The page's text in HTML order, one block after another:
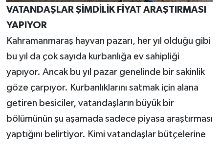
VATANDAŞLAR ŞİMDİLİK FİYAT ARAŞTIRMASI
YAPIYOR
Kahramanmaraş hayvan pazarı, her yıl olduğu gibi
bu yıl da çok sayıda kurbanlığa ev sahipliği
yapıyor. Ancak bu yıl pazar genelinde bir sakinlik
göze çarpıyor. Kurbanlıklarını satmak için alana
getiren besiciler, vatandaşların büyük bir
bölümünün şu aşamada sadece piyasa araştırması
yaptığını belirtiyor. Kimi vatandaşlar bütçelerine